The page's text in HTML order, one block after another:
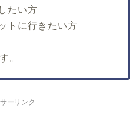
たい方
トに行きたい方
。
ーリンク